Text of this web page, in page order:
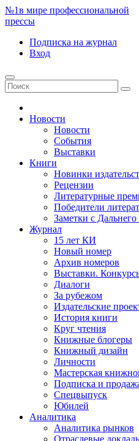
№1в мире профессиональной
прессы
Подписка на журнал
Вход
Новости
Новости
События
Выставки
Книги
Новинки
Рецензии
Литературные
Победители
Заметки с Дальнего
Журнал
15 лет КИ
Новый номер
Архив номеров
Выставки.
Диалоги
За рубежом
Издательские
История книги
Круг чтения
Книжные блогеры
Книжный дизайн
Личности
Мастерская
Подписка и
Спецвыпуск
Юбилей
Аналитика
Аналитика рынков
Отраслевые